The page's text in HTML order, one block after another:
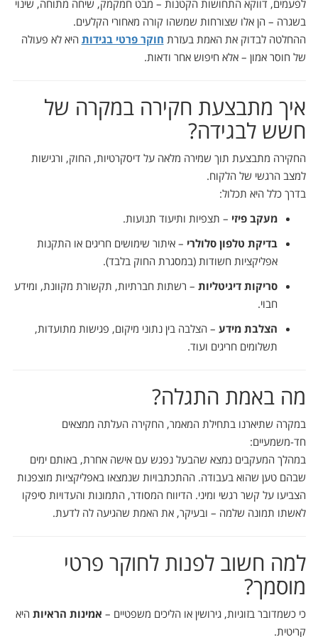
לפעמים, דווקא התחושות הקטנות – מבט חמקמק, שיחה מתוחה, שינוי
בשגרה – הן אלו שצורחות שמשהו קורה מאחורי הקלעים.
ההחלטה לבדוק את האמת בעזרת חוקר פרטי בגידות היא לא פעולה
של חוסר אמון – אלא חיפוש אחר ודאות.
איך מתבצעת חקירה במקרה של
חשש לבגידה?
החקירה מתבצעת תוך שמירה מלאה על דיסקרטיות, החוק, ורגישות
למצב הרגשי של הלקוח.
בדרך כלל היא תכלול:
מעקב פיזי – תצפיות ותיעוד תנועות.
בדיקת טלפון סלולרי – איתור שימושים חריגים או התקנות
אפליקציות חשודות (במסגרת החוק בלבד).
סריקות דיגיטליות – רשתות חברתיות, תקשורת מקוונת, ומידע
חבוי.
הצלבת מידע – הצלבה בין נתוני מיקום, פגישות מתועדות,
תשלומים חריגים ועוד.
מה באמת התגלה?
במקרה שתיארנו בתחילת המאמר, החקירה העלתה ממצאים
חד-משמעיים:
במהלך המעקבים נמצא שהבעל נפגש עם אישה אחרת, באותם ימים
שבהם טען שהוא בעבודה. ההתכתבויות שנמצאו באפליקציות מוצפנות
הצביעו על קשר רגשי ומיני. הדיווח המסודר, התמונות והעדויות סיפקו
לאשתו תמונה שלמה – ובעיקר, את האמת שהגיעה לה לדעת.
למה חשוב לפנות לחוקר פרטי
מוסמך?
כי כשמדובר בזוגיות, גירושין או הליכים משפטיים – אמינות הראיות היא
קריטית.